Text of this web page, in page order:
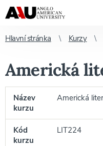
Hlavní stránka Kurzy
Americká
Název
kurzu
Americká
Kód
kurzu
LIT224